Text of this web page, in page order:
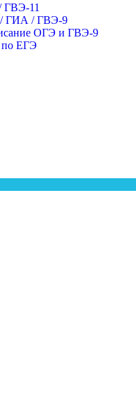
ГВЭ-11
ГИА / ГВЭ-9
ОГЭ и ГВЭ-9
по ЕГЭ